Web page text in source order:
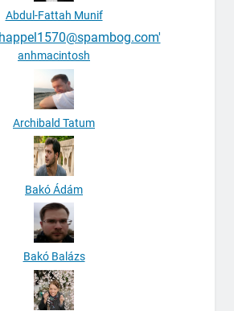
Abdul-Fattah Munif
anhmacintosh
Archibald Tatum
Bakó Ádám
Bakó Balázs